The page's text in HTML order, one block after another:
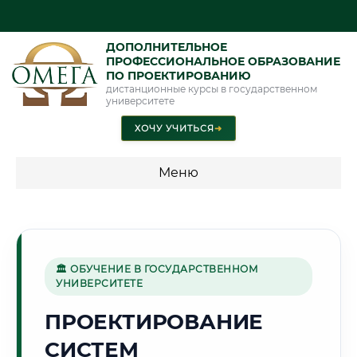
ДОПОЛНИТЕЛЬНОЕ
ПРОФЕССИОНАЛЬНОЕ ОБРАЗОВАНИЕ
ПО ПРОЕКТИРОВАНИЮ
дистанционные курсы в государственном
университете
ХОЧУ УЧИТЬСЯ➜
Меню
🚂
🏛 ОБУЧЕНИЕ В ГОСУДАРСТВЕННОМ
УНИВЕРСИТЕТЕ
ПРОЕКТИРОВАНИЕ
СИСТЕМ